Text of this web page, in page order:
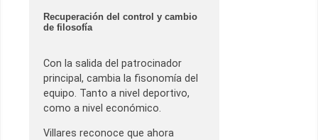
Recuperación del control y cambio
de filosofía
Con la salida del patrocinador
principal, cambia la fisonomía del
equipo. Tanto a nivel deportivo,
como a nivel económico.
Villares reconoce que ahora